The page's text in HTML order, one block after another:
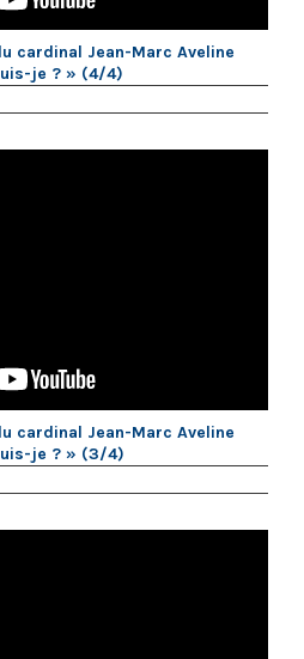
cardinal Jean-Marc Aveline
je ? » (4/4)
cardinal Jean-Marc Aveline
je ? » (3/4)